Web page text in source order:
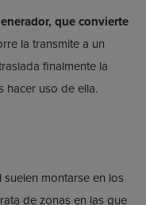
que convierte
la transmite a un
finalmente la
hacer uso de ella.
montarse en los
de zonas en las que